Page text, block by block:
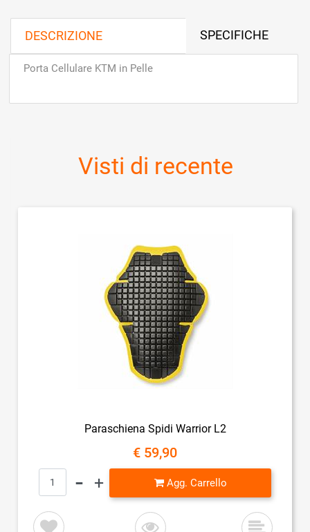
DESCRIZIONE SPECIFICHE
Porta Cellulare KTM in Pelle
Visti di recente
Paraschiena Spidi Warrior L2
€ 59,90
Quantità
Agg. Carrello